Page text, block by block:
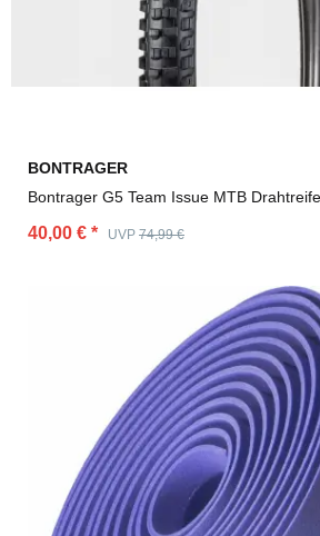
BONTRAGER
Bontrager G5 Team Issue MTB
40,00 € * UVP 74,99 €